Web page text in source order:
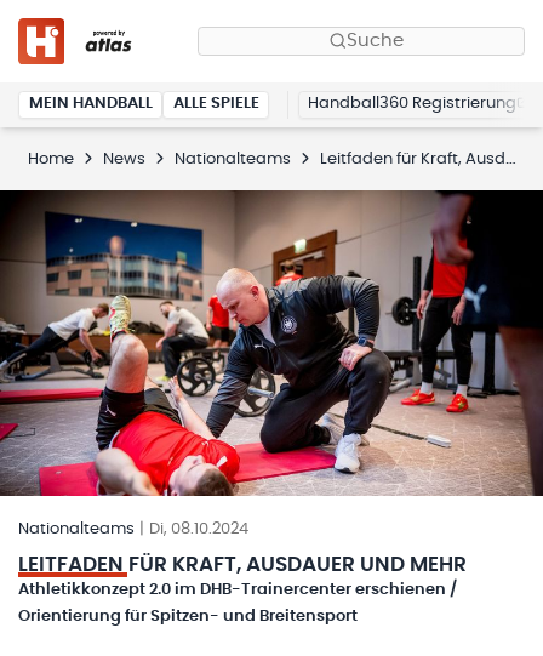
Suche
MEIN HANDBALL ALLE SPIELE Handball360 Registrierung
Home News Nationalteams Leitfaden für Kraft, Ausdauer und mehr
Nationalteams Di, 08.10.2024
LEITFADEN FÜR KRAFT, AUSDAUER UND MEHR
Athletikkonzept 2.0 im DHB-Trainercenter erschienen /
Orientierung für Spitzen- und Breitensport